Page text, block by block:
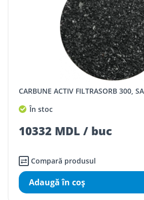
CARBUNE ACTIV FILTRASORB 300,
În stoc
10332 MDL / buc
Compară produsul
Adaugă în coş